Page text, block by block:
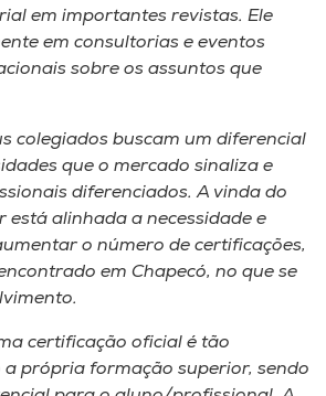
em importantes revistas. Ele
em consultorias e eventos
sobre os assuntos que
colegiados buscam um diferencial
que o mercado sinaliza e
diferenciados. A vinda do
está alinhada a necessidade e
o número de certificações,
em Chapecó, no que se
certificação oficial é tão
própria formação superior, sendo